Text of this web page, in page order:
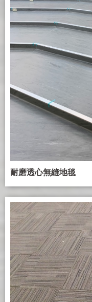
耐磨透心無縫地毯